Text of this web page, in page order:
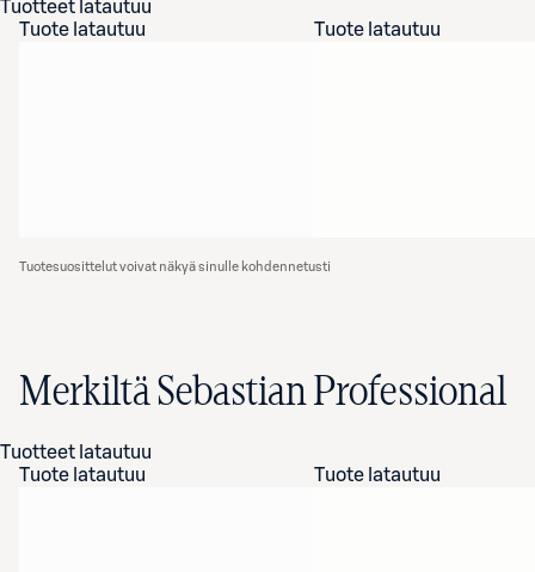
Tuotteet latautuu
Tuote latautuu
Tuote latautuu
Tuotesuosittelut voivat näkyä sinulle kohdennetusti
Merkiltä Sebastian Professional
Tuotteet latautuu
Tuote latautuu
Tuote latautuu